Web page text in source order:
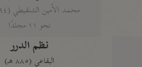
محمد الأمين الشنقيطي (١٣٩٤ هـ)
نحو ١١ مجلدًا
نظم الدرر
البقاعي (٨٨٥ هـ)